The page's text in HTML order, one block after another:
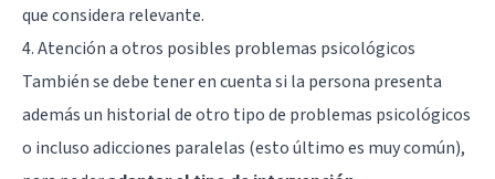
que considera relevante.
4. Atención a otros posibles problemas psicológicos
También se debe tener en cuenta si la persona presenta
además un historial de otro tipo de problemas psicológicos
o incluso adicciones paralelas (esto último es muy común),